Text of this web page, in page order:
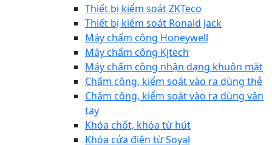
Thiết bị kiểm soát ZKTeco
Thiết bị kiểm soát Ronald Jack
Máy chấm công Honeywell
Máy chấm công Kjtech
Máy chấm công nhận dạng khuôn mặt
Chấm công, kiểm soát vào ra dùng thẻ
Chấm công, kiểm soát vào ra dùng vân
tay
Khóa chốt, khóa từ hút
Khóa cửa điện từ Soyal